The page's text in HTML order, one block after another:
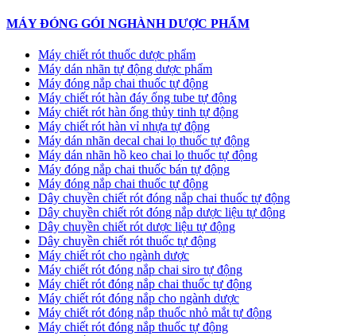
MÁY ĐÓNG GÓI NGHÀNH DƯỢC PHẨM
Máy chiết rót thuốc dược phẩm
Máy dán nhãn tự động dược phẩm
Máy đóng nắp chai thuốc tự động
Máy chiết rót hàn đáy ống tube tự động
Máy chiết rót hàn ống thủy tinh tự động
Máy chiết rót hàn vỉ nhựa tự động
​Máy dán nhãn decal chai lọ thuốc tự động
Máy dán nhãn hồ keo chai lọ thuốc tự động
Máy đóng nắp chai thuốc bán tự động
Máy đóng nắp chai thuốc tự động
Dây chuyền chiết rót đóng nắp chai thuốc tự động
​Dây chuyền chiết rót đóng nắp dược liệu tự động
Dây chuyền chiết rót dược liệu tự động
​Dây chuyền chiết rót thuốc tự động
Máy chiết rót cho ngành dược
​Máy chiết rót đóng nắp chai siro tự động
​Máy chiết rót đóng nắp chai thuốc tự động
​Máy chiết rót đóng nắp cho ngành dược
​Máy chiết rót đóng nắp thuốc nhỏ mắt tự động
​Máy chiết rót đóng nắp thuốc tự động